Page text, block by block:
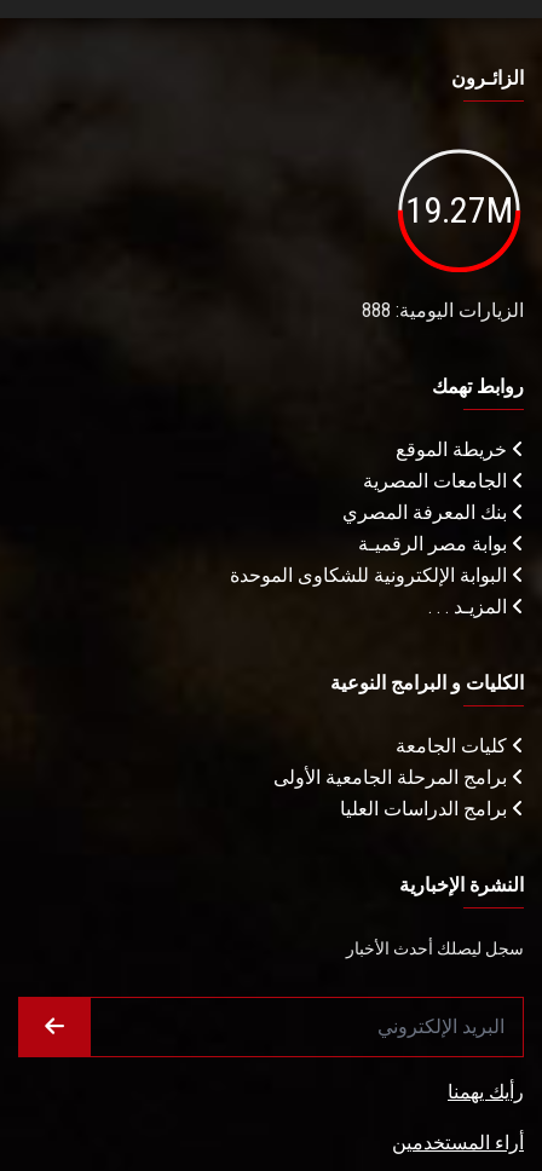
الزائـرون
19.27M
الزيارات اليومية: 888
روابط تهمك
خريطة الموقع
الجامعات المصرية
بنك المعرفة المصري
بوابة مصر الرقميـة
البوابة الإلكترونية للشكاوى الموحدة
المزيـد . . .
الكليات و البرامج النوعية
كليات الجامعة
برامج المرحلة الجامعية الأولى
برامج الدراسات العليا
النشرة الإخبارية
سجل ليصلك أحدث الأخبار
رأيك يهمنا
أراء المستخدمين